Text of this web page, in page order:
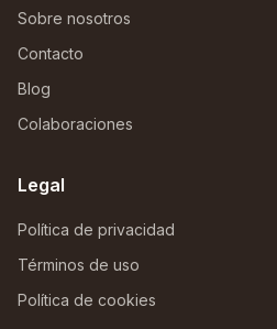
Sobre nosotros
Contacto
Blog
Colaboraciones
Legal
Política de privacidad
Términos de uso
Política de cookies